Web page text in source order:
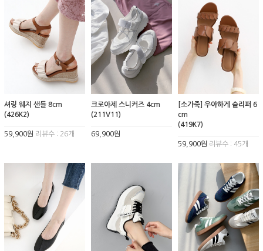
셔링 웨지 샌들 8cm
(426K2)
59,900원 리뷰수 : 26개
크로아제 스니커즈 4cm
(211V11)
69,900원
[소가죽] 우아하게 슬리퍼 6
cm
(419K7)
59,900원 리뷰수 : 45개